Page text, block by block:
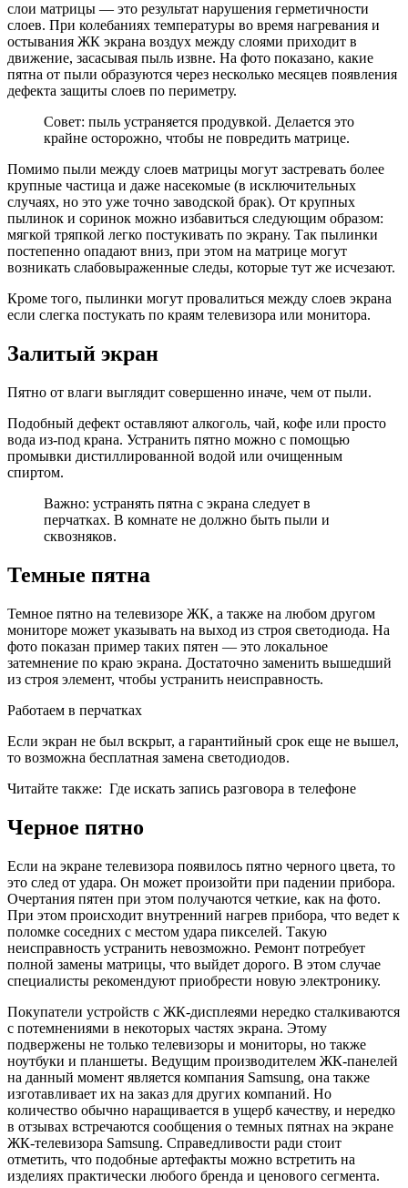
слои матрицы — это результат нарушения герметичности
слоев. При колебаниях температуры во время нагревания и
остывания ЖК экрана воздух между слоями приходит в
движение, засасывая пыль извне. На фото показано, какие
пятна от пыли образуются через несколько месяцев появления
дефекта защиты слоев по периметру.
Совет: пыль устраняется продувкой. Делается это
крайне осторожно, чтобы не повредить матрице.
Помимо пыли между слоев матрицы могут застревать более
крупные частица и даже насекомые (в исключительных
случаях, но это уже точно заводской брак). От крупных
пылинок и соринок можно избавиться следующим образом:
мягкой тряпкой легко постукивать по экрану. Так пылинки
постепенно опадают вниз, при этом на матрице могут
возникать слабовыраженные следы, которые тут же исчезают.
Кроме того, пылинки могут провалиться между слоев экрана
если слегка постукать по краям телевизора или монитора.
Залитый экран
Пятно от влаги выглядит совершенно иначе, чем от пыли.
Подобный дефект оставляют алкоголь, чай, кофе или просто
вода из-под крана. Устранить пятно можно с помощью
промывки дистиллированной водой или очищенным
спиртом.
Важно: устранять пятна с экрана следует в
перчатках. В комнате не должно быть пыли и
сквозняков.
Темные пятна
Темное пятно на телевизоре ЖК, а также на любом другом
мониторе может указывать на выход из строя светодиода. На
фото показан пример таких пятен — это локальное
затемнение по краю экрана. Достаточно заменить вышедший
из строя элемент, чтобы устранить неисправность.
Работаем в перчатках
Если экран не был вскрыт, а гарантийный срок еще не вышел,
то возможна бесплатная замена светодиодов.
Читайте также: Где искать запись разговора в телефоне
Черное пятно
Если на экране телевизора появилось пятно черного цвета, то
это след от удара. Он может произойти при падении прибора.
Очертания пятен при этом получаются четкие, как на фото.
При этом происходит внутренний нагрев прибора, что ведет к
поломке соседних с местом удара пикселей. Такую
неисправность устранить невозможно. Ремонт потребует
полной замены матрицы, что выйдет дорого. В этом случае
специалисты рекомендуют приобрести новую электронику.
Покупатели устройств с ЖК-дисплеями нередко сталкиваются
с потемнениями в некоторых частях экрана. Этому
подвержены не только телевизоры и мониторы, но также
ноутбуки и планшеты. Ведущим производителем ЖК-панелей
на данный момент является компания Samsung, она также
изготавливает их на заказ для других компаний. Но
количество обычно наращивается в ущерб качеству, и нередко
в отзывах встречаются сообщения о темных пятнах на экране
ЖК-телевизора Samsung. Справедливости ради стоит
отметить, что подобные артефакты можно встретить на
изделиях практически любого бренда и ценового сегмента.